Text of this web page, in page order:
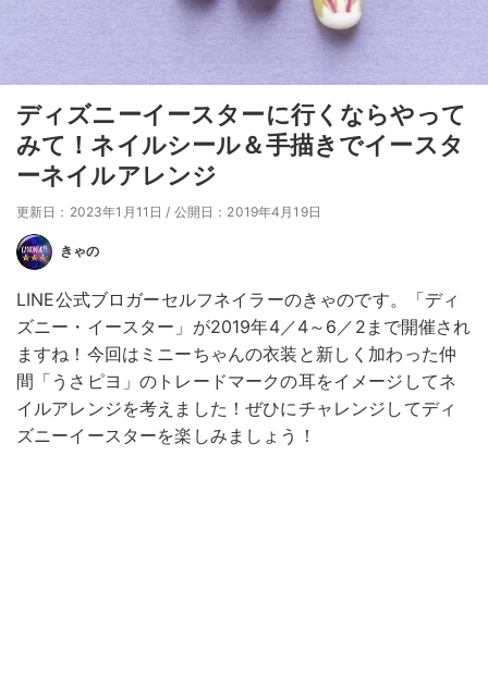
ディズニーイースターに行くならやって
みて！ネイルシール＆手描きでイースタ
ーネイルアレンジ
更新日：2023年1月11日 / 公開日：2019年4月19日
きゃの
LINE公式ブロガーセルフネイラーのきゃのです。「ディ
ズニー・イースター」が2019年4／4～6／2まで開催され
ますね！今回はミニーちゃんの衣装と新しく加わった仲
間「うさピヨ」のトレードマークの耳をイメージしてネ
イルアレンジを考えました！ぜひにチャレンジしてディ
ズニーイースターを楽しみましょう！